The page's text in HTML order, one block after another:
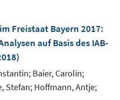
Freistaat Bayern 2017:
auf Basis des IAB-
Baier, Carolin;
Stefan; Hoffmann, Antje;